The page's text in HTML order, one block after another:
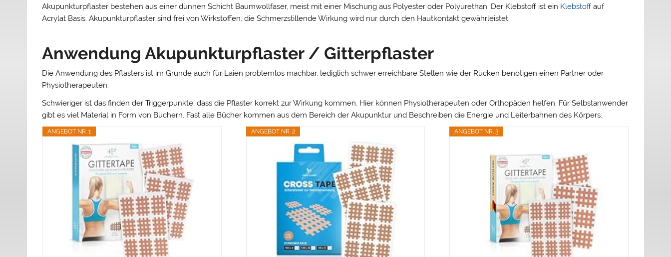
Akupunkturpflaster bestehen aus einer dünnen Schicht Baumwollfaser, meist mit einer Mischung aus Polyester oder Polyurethan. Der Klebstoff ist ein Klebstoff auf
Acrylat Basis. Akupunkturpflaster sind frei von Wirkstoffen, die Schmerzstillende Wirkung wird nur durch den Hautkontakt gewährleistet.
Anwendung Akupunkturpflaster / Gitterpflaster
Die Anwendung des Pflasters ist im Grunde auch für Laien problemlos machbar. lediglich schwer erreichbare Stellen wie der Rücken benötigen einen Partner oder
Physiotherapeuten.
Schwieriger ist das finden der Triggerpunkte, dass die Pflaster korrekt zur Wirkung kommen. Hier können Physiotherapeuten oder Orthopäden helfen. Für Selbstanwender
gibt es viel Material in Form von Büchern. Fast alle Bücher kommen aus dem Bereich der Akupunktur und Beschreiben die Energie und Leiterbahnen des Körpers.
ANGEBOT NR. 1 ANGEBOT NR. 2 ANGEBOT NR. 3